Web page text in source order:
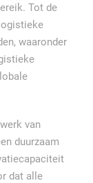
Tot de
waaronder
van
duurzaam
dat alle